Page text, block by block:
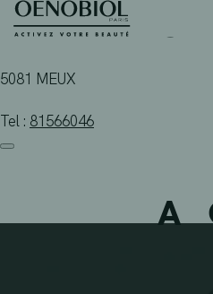
Skip
5081 MEUX
Tel : 81566046